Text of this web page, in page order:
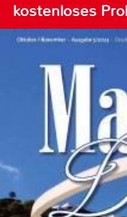
kostenloses